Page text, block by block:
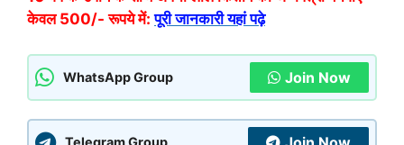
केवल 500/- रूपये में: पूरी जानकारी यहां पढ़े
WhatsApp Group Join Now
Telegram Group